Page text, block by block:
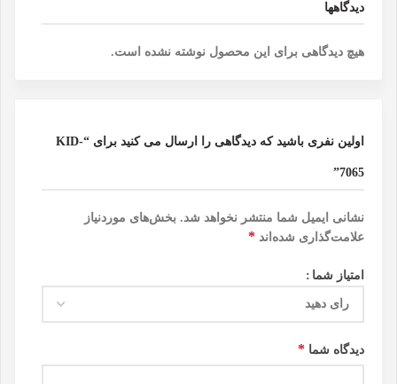
دیدگاهها
هیچ دیدگاهی برای این محصول نوشته نشده است.
اولین نفری باشید که دیدگاهی را ارسال می کنید برای “KID-
7065”
نشانی ایمیل شما منتشر نخواهد شد. بخش‌های موردنیاز
علامت‌گذاری شده‌اند*
امتیاز شما
دیدگاه شما*